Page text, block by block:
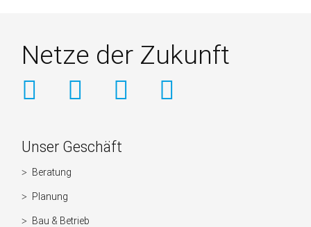
Netze der Zukunft
Weitere
Informationen
Unser Geschäft
Navigation
überspringen
Beratung
Planung
Bau & Betrieb